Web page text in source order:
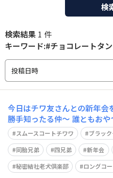
検
検索結果 1 件
キーワード:#チョコレートタン
投稿日時
今日はチワ友さんとの新年会をやり
勝手知ったる仲～ 誰ともお
やかに過ごして居ましたww （シニアの子ばかりなので、
好き勝手に寝てましたが😅） 最
のご紹介になるかと思います
じ』です🐶 男の子ばかり
スムースコートチワワ ブラッ
同胎兄弟
四兄弟 新年会
秘密結社老犬倶楽部
ロングコ